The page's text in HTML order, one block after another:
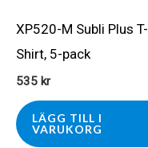
XP520-M Subli Plus T-
Shirt, 5-pack
535 kr
LÄGG TILL I
VARUKORG